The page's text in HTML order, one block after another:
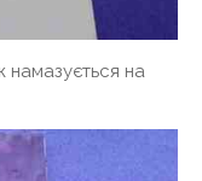
намазується на